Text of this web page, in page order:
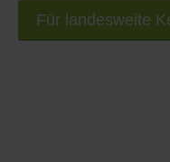
Für landesweite